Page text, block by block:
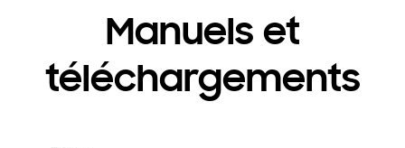
Manuels et
téléchargements